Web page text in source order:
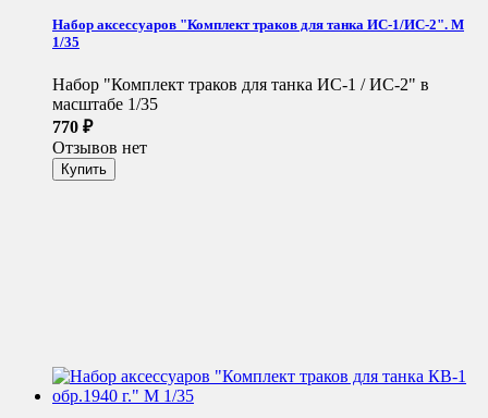
Набор аксессуаров "Комплект траков для танка ИС-1/ИС-2". М
1/35
Набор "Комплект траков для танка ИС-1 / ИС-2" в
масштабе 1/35
770 ₽
Отзывов нет